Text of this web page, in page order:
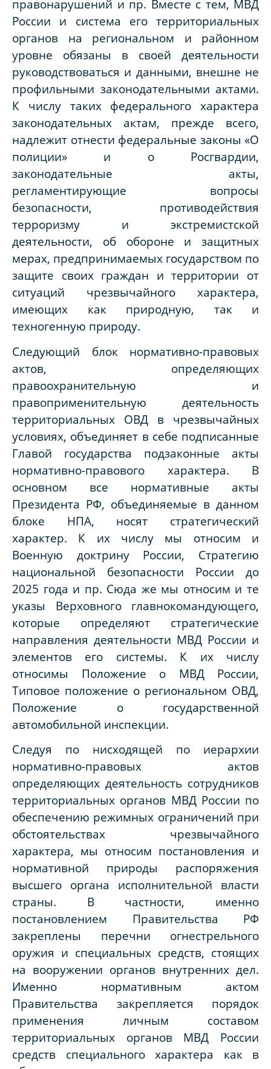
правонарушений и пр. Вместе с тем, МВД
России и система его территориальных
органов на региональном и районном
уровне обязаны в своей деятельности
руководствоваться и данными, внешне не
профильными законодательными актами.
К числу таких федерального характера
законодательных актам, прежде всего,
надлежит отнести федеральные законы «О
полиции» и о Росгвардии,
законодательные акты,
регламентирующие вопросы
безопасности, противодействия
терроризму и экстремистской
деятельности, об обороне и защитных
мерах, предпринимаемых государством по
защите своих граждан и территории от
ситуаций чрезвычайного характера,
имеющих как природную, так и
техногенную природу.
Следующий блок нормативно-правовых
актов, определяющих
правоохранительную и
правоприменительную деятельность
территориальных ОВД в чрезвычайных
условиях, объединяет в себе подписанные
Главой государства подзаконные акты
нормативно-правового характера. В
основном все нормативные акты
Президента РФ, объединяемые в данном
блоке НПА, носят стратегический
характер. К их числу мы относим и
Военную доктрину России, Стратегию
национальной безопасности России до
2025 года и пр. Сюда же мы относим и те
указы Верховного главнокомандующего,
которые определяют стратегические
направления деятельности МВД России и
элементов его системы. К их числу
относимы Положение о МВД России,
Типовое положение о региональном ОВД,
Положение о государственной
автомобильной инспекции.
Следуя по нисходящей по иерархии
нормативно-правовых актов
определяющих деятельность сотрудников
территориальных органов МВД России по
обеспечению режимных ограничений при
обстоятельствах чрезвычайного
характера, мы относим постановления и
нормативной природы распоряжения
высшего органа исполнительной власти
страны. В частности, именно
постановлением Правительства РФ
закреплены перечни огнестрельного
оружия и специальных средств, стоящих
на вооружении органов внутренних дел.
Именно нормативным актом
Правительства закрепляется порядок
применения личным составом
территориальных органов МВД России
средств специального характера как в